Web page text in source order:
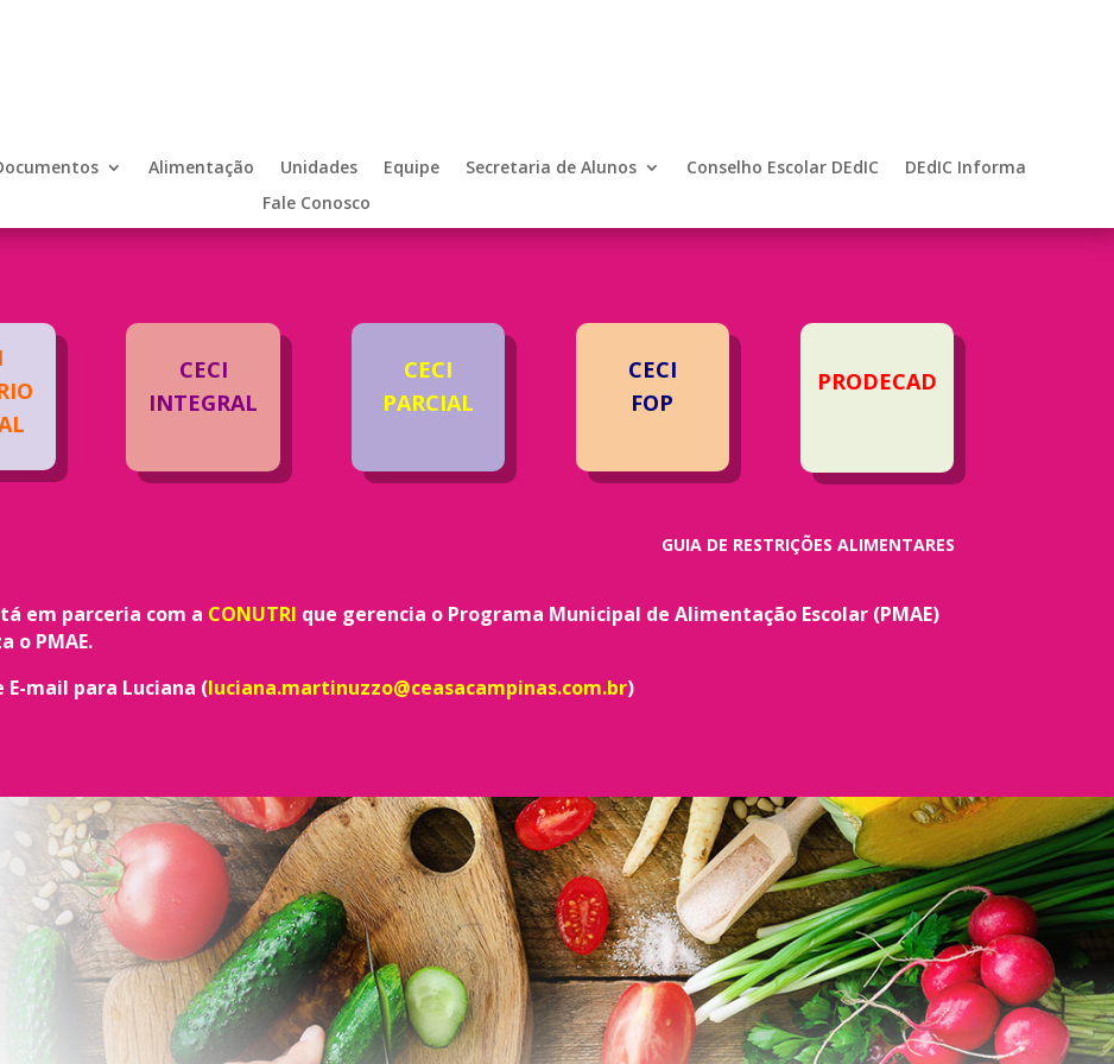
Alimentação Unidades Equipe Secretaria de Alunos Conselho Escolar DEdIC
DEdIC Informa
Fale Conosco
CECI
INTEGRAL
CECI
PARCIAL
CECI
FOP
PRODECAD
GUIA DE RESTRIÇÕES ALIMENTARES
em parceria com a CONUTRI que gerencia o Programa Municipal de Alimentação Escolar (PMAE)
o PMAE.
mail para Luciana (luciana.martinuzzo@ceasacampinas.com.br)